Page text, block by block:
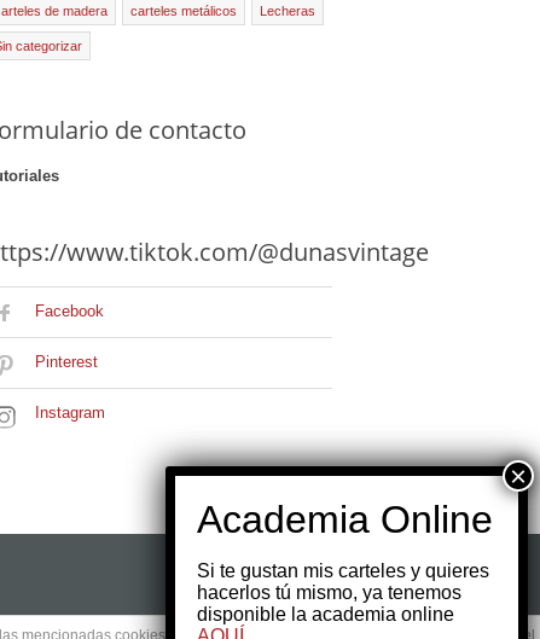
de madera carteles metálicos Lecheras
categorizar
de contacto
www.tiktok.com/@dunasvintage
Facebook
Pinterest
Instagram
mencionadas cookies y la aceptación de nuestra , pinche el
Si te gustan mis carteles y quieres
hacerlos tú mismo, ya tenemos
disponible la academia online